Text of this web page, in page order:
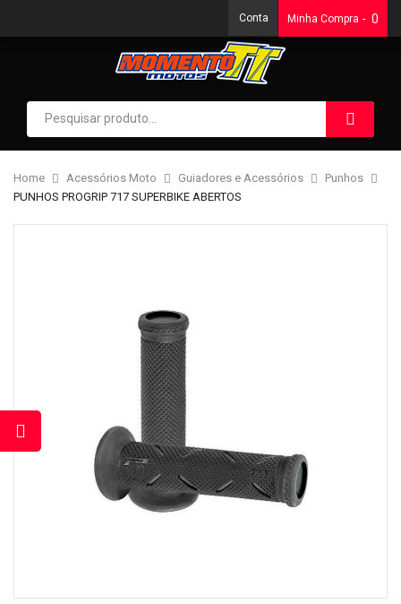
0
Minha Compra
Conta
Home Acessórios Moto Guiadores e Acessórios
Punhos
PUNHOS PROGRIP 717 SUPERBIKE ABERTOS